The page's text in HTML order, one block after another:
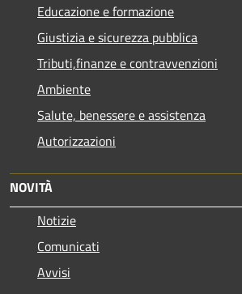
Educazione e formazione
Giustizia e sicurezza pubblica
Tributi,finanze e contravvenzioni
Ambiente
Salute, benessere e assistenza
Autorizzazioni
NOVITÀ
Notizie
Comunicati
Avvisi